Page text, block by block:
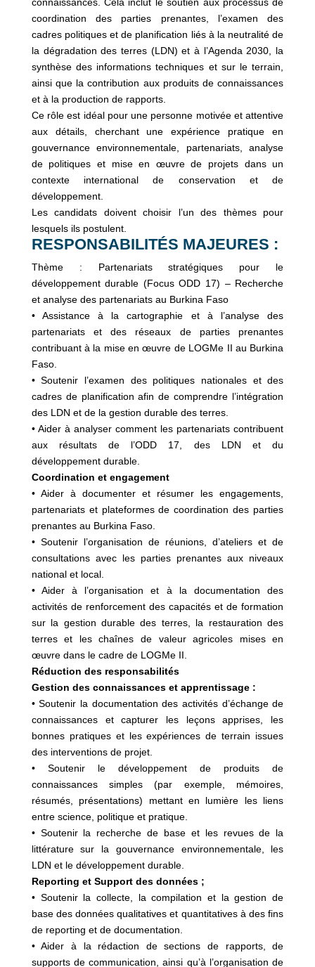
coordination des parties prenantes, l’examen des
cadres politiques et de planification liés à la neutralité de
la dégradation des terres (LDN) et à l’Agenda 2030, la
synthèse des informations techniques et sur le terrain,
ainsi que la contribution aux produits de connaissances
et à la production de rapports.
Ce rôle est idéal pour une personne motivée et attentive
aux détails, cherchant une expérience pratique en
gouvernance environnementale, partenariats, analyse
de politiques et mise en œuvre de projets dans un
contexte international de conservation et de
développement.
Les candidats doivent choisir l’un des thèmes pour
lesquels ils postulent.
RESPONSABILITÉS MAJEURES :
Thème : Partenariats stratégiques pour le
développement durable (Focus ODD 17) – Recherche
et analyse des partenariats au Burkina Faso
• Assistance à la cartographie et à l’analyse des
partenariats et des réseaux de parties prenantes
contribuant à la mise en œuvre de LOGMe II au Burkina
Faso.
• Soutenir l’examen des politiques nationales et des
cadres de planification afin de comprendre l’intégration
des LDN et de la gestion durable des terres.
• Aider à analyser comment les partenariats contribuent
aux résultats de l’ODD 17, des LDN et du
développement durable.
Coordination et engagement
• Aider à documenter et résumer les engagements,
partenariats et plateformes de coordination des parties
prenantes au Burkina Faso.
• Soutenir l’organisation de réunions, d’ateliers et de
consultations avec les parties prenantes aux niveaux
national et local.
• Aider à l’organisation et à la documentation des
activités de renforcement des capacités et de formation
sur la gestion durable des terres, la restauration des
terres et les chaînes de valeur agricoles mises en
œuvre dans le cadre de LOGMe II.
Réduction des responsabilités
Gestion des connaissances et apprentissage :
• Soutenir la documentation des activités d’échange de
connaissances et capturer les leçons apprises, les
bonnes pratiques et les expériences de terrain issues
des interventions de projet.
• Soutenir le développement de produits de
connaissances simples (par exemple, mémoires,
résumés, présentations) mettant en lumière les liens
entre science, politique et pratique.
• Soutenir la recherche de base et les revues de la
littérature sur la gouvernance environnementale, les
LDN et le développement durable.
Reporting et Support des données ;
• Soutenir la collecte, la compilation et la gestion de
base des données qualitatives et quantitatives à des fins
de reporting et de documentation.
• Aider à la rédaction de sections de rapports, de
supports de communication, ainsi qu’à l’organisation de